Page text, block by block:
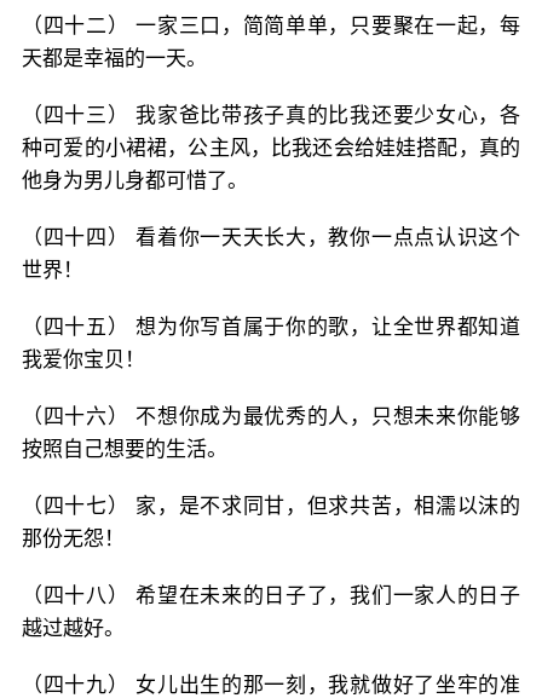
（四十二） 一家三口，简简单单，只要聚在一起，每
天都是幸福的一天。
（四十三） 我家爸比带孩子真的比我还要少女心，各
种可爱的小裙裙，公主风，比我还会给娃娃搭配，真的
他身为男儿身都可惜了。
（四十四） 看着你一天天长大，教你一点点认识这个
世界！
（四十五） 想为你写首属于你的歌，让全世界都知道
我爱你宝贝！
（四十六） 不想你成为最优秀的人，只想未来你能够
按照自己想要的生活。
（四十七） 家，是不求同甘，但求共苦，相濡以沫的
那份无怨！
（四十八） 希望在未来的日子了，我们一家人的日子
越过越好。
（四十九） 女儿出生的那一刻，我就做好了坐牢的准